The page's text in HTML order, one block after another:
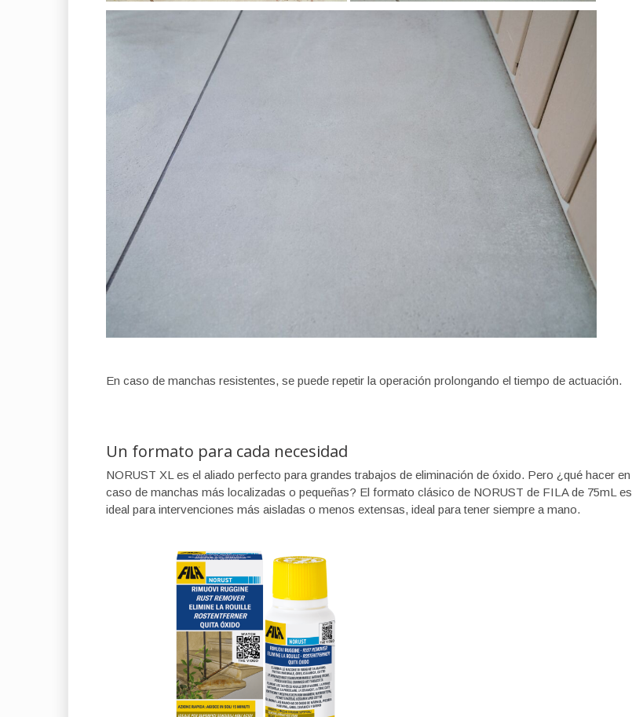
En caso de manchas resistentes, se puede repetir la operación prolongando el tiempo de actuación.
Un formato para cada necesidad
NORUST XL es el aliado perfecto para grandes trabajos de eliminación de óxido. Pero ¿qué hacer en
caso de manchas más localizadas o pequeñas? El formato clásico de NORUST de FILA de 75mL es
ideal para intervenciones más aisladas o menos extensas, ideal para tener siempre a mano.